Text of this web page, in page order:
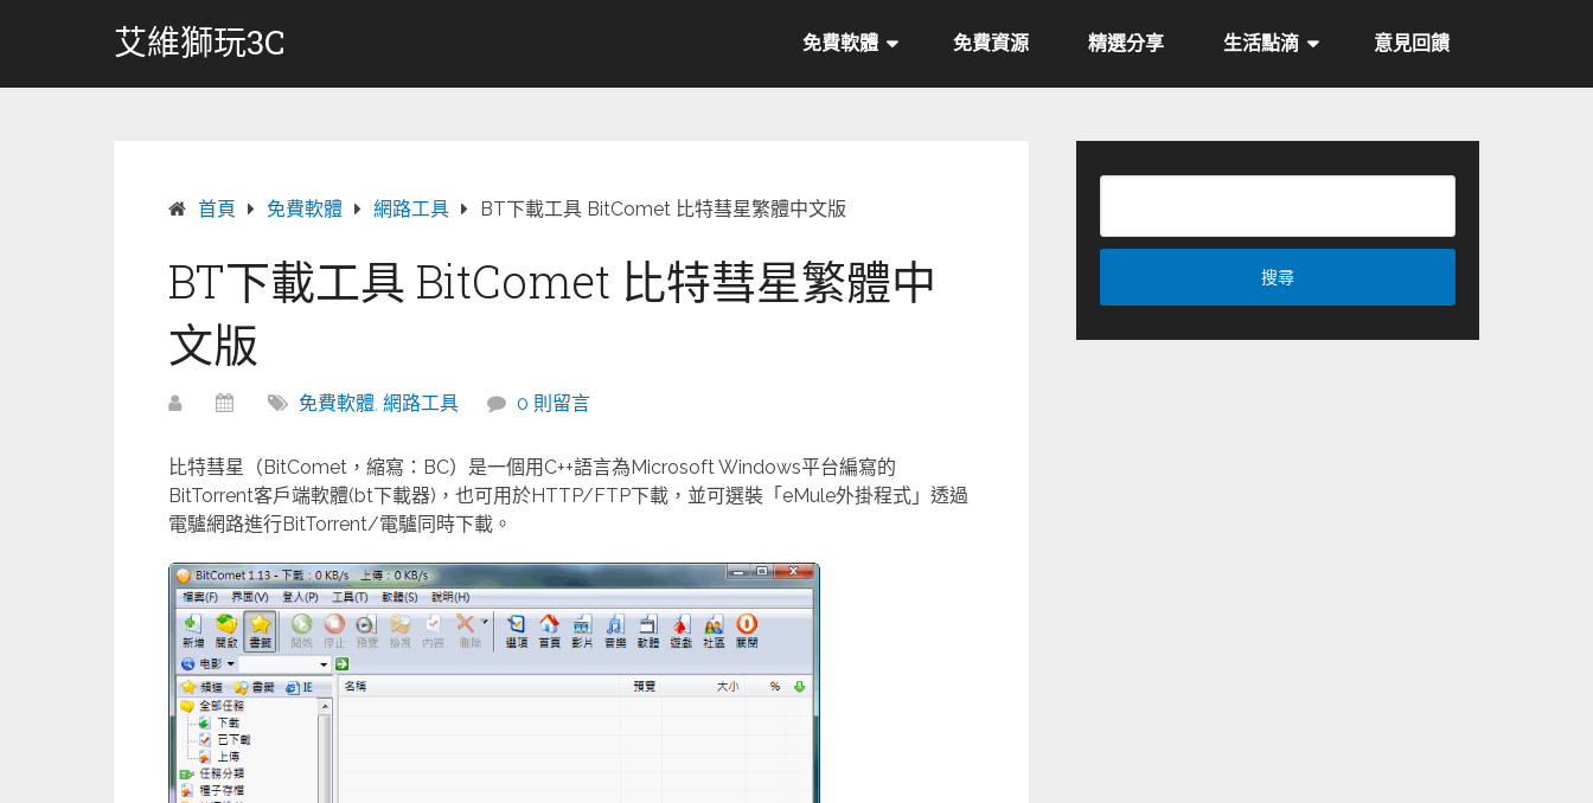
艾維獅玩3C 免費軟體 免費資源 精選分享 生活點滴 意見回饋
首頁 免費軟體 網路工具 BT下載工具 BitComet 比特彗星繁體中文版
BT下載工具 BitComet 比特彗星繁體中
文版
免費軟體, 網路工具 0 則留言
比特彗星（BitComet，縮寫：BC）是一個用C++語言為Microsoft Windows平台編寫的
BitTorrent客戶端軟體(bt下載器)，也可用於HTTP/FTP下載，並可選裝「eMule外掛程式」透過
電驢網路進行BitTorrent/電驢同時下載。